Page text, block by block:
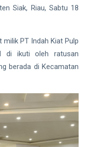
Siak, Riau, Sabtu 18
PT Indah Kiat Pulp
di ikuti oleh ratusan
berada di Kecamatan